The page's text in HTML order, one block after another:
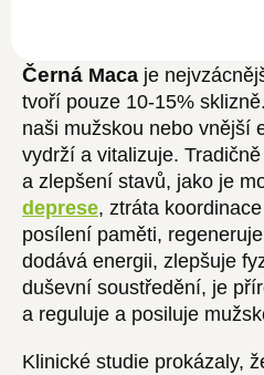
Černá Maca je
tvoří pouze 10-15%
naši mužskou nebo vnější
vydrží a vitalizuje.
a zlepšení stavů, jako je
deprese, ztráta
posílení paměti,
dodává energii, zlepšuje
duševní soustředění, je
a reguluje a posiluje
Klinické studie prokázaly,